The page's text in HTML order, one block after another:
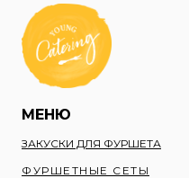
МЕНЮ
ЗАКУСКИ ДЛЯ ФУРШЕТА
ФУРШЕТНЫЕ СЕТЫ